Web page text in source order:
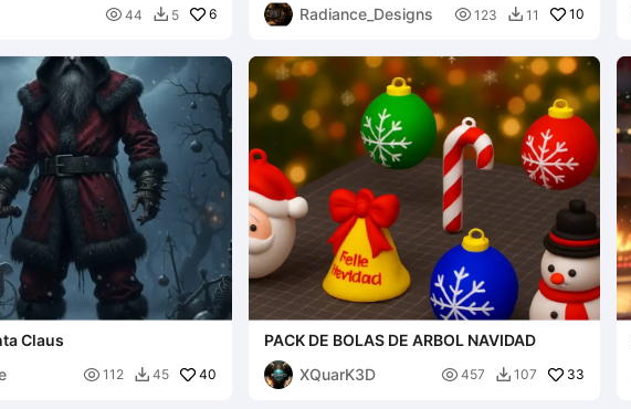
 44  5 6
Radiance_Designs
 123  11 10
Claus
 112  45 40
PACK DE BOLAS DE ARBOL NAVIDAD
XQuarK3D
 457  107 33